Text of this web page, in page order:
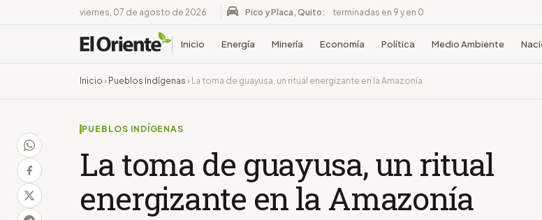
viernes, 07 de agosto de 2026 Pico y Placa, Quito: terminadas en 9 y en 0
Inicio Energía Minería Economía Política Medio Ambiente
Inicio › Pueblos Indígenas › La toma de guayusa, un ritual energizante en la Amazonía
PUEBLOS INDÍGENAS
La toma de guayusa, un ritual
energizante en la Amazonía